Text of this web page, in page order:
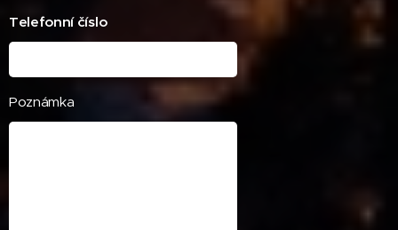
Telefonní číslo
Poznámka